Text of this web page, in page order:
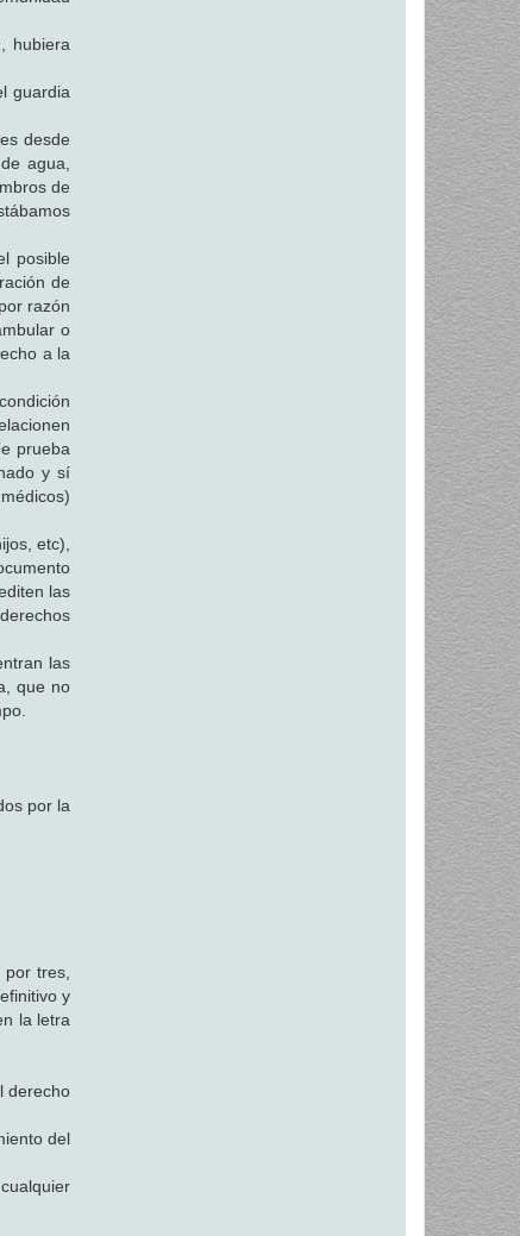
hubiera
guardia
desde
agua,
de
posible
de
razón
o
a la
prueba
y sí
etc),
las
las
que no
por la
por tres,
y
la letra
derecho
del